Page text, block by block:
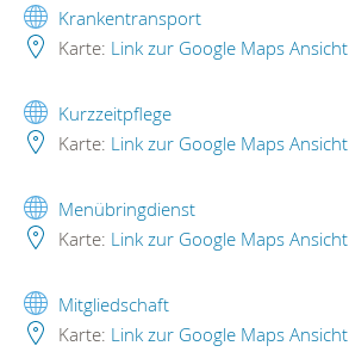
Krankentransport
Karte: Link zur Google Maps Ansicht
Kurzzeitpflege
Karte: Link zur Google Maps Ansicht
Menübringdienst
Karte: Link zur Google Maps Ansicht
Mitgliedschaft
Karte: Link zur Google Maps Ansicht